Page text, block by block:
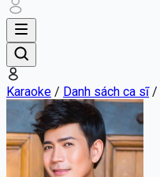
Karaoke / Danh sách ca sĩ/